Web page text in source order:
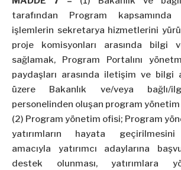
tarafından Program
işlemlerin sekretarya hizmetlerini
proje komisyonları arasında bilgi
sağlamak, Program Portalını
paydaşları arasında iletişim ve bilgi
üzere Bakanlık ve/veya bağlı/
personelinden oluşan program
(2) Program yönetim ofisi; Program
yatırımların hayata geçirilmesini
amacıyla yatırımcı adaylarına
destek olunması, yatırımlara